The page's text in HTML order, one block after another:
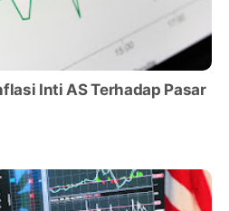
Inti AS Terhadap Pasar